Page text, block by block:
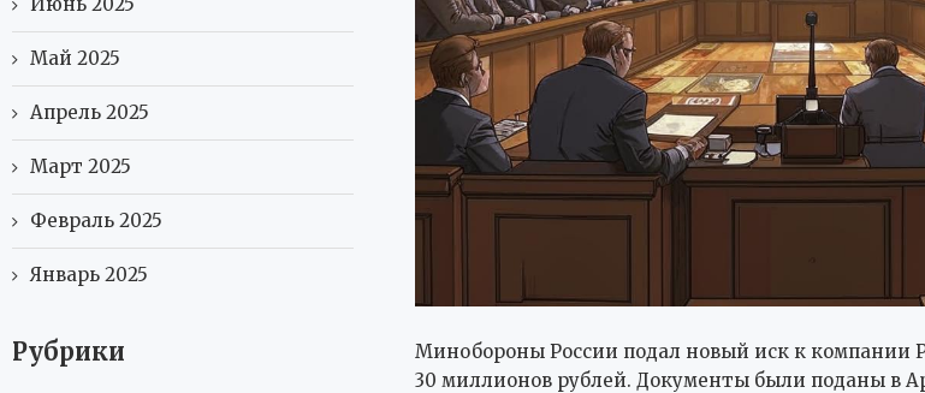
Минобороны России подал новый иск к компании
30 миллионов рублей. Документы были поданы в
Май 2025
Апрель 2025
Март 2025
Февраль 2025
Январь 2025
Рубрики